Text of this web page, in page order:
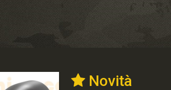
Novità